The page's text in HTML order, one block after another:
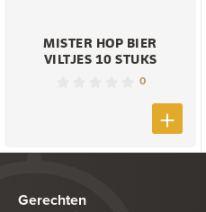
MISTER HOP BIER
VILTJES 10 STUKS
0
Gerechten